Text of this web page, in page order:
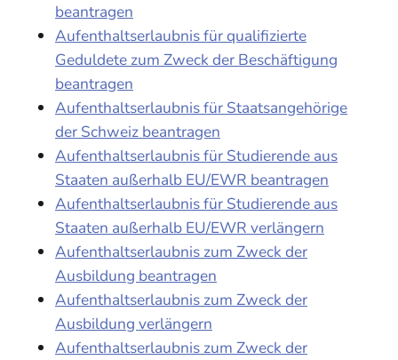
beantragen
Aufenthaltserlaubnis für qualifizierte
Geduldete zum Zweck der Beschäftigung
beantragen
Aufenthaltserlaubnis für Staatsangehörige
der Schweiz beantragen
Aufenthaltserlaubnis für Studierende aus
Staaten außerhalb EU/EWR beantragen
Aufenthaltserlaubnis für Studierende aus
Staaten außerhalb EU/EWR verlängern
Aufenthaltserlaubnis zum Zweck der
Ausbildung beantragen
Aufenthaltserlaubnis zum Zweck der
Ausbildung verlängern
Aufenthaltserlaubnis zum Zweck der